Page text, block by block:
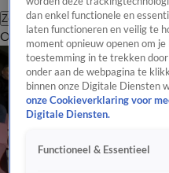
Zoeken
OverzichtRegioUitzendingen
dan enkel functionele en
laten functioneren en veilig te
moment opnieuw openen om
toestemming in te trekken
onder aan de webpagina te
binnen onze Digitale Diensten
onze Cookieverklaring voor
Digitale Diensten.
Functioneel & Essentieel